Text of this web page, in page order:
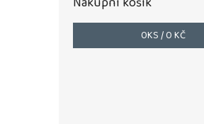
0KS /0 KČ